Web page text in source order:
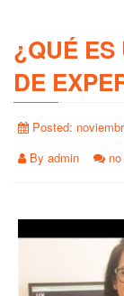
¿QUÉ ES
DE
Posted:
By admin